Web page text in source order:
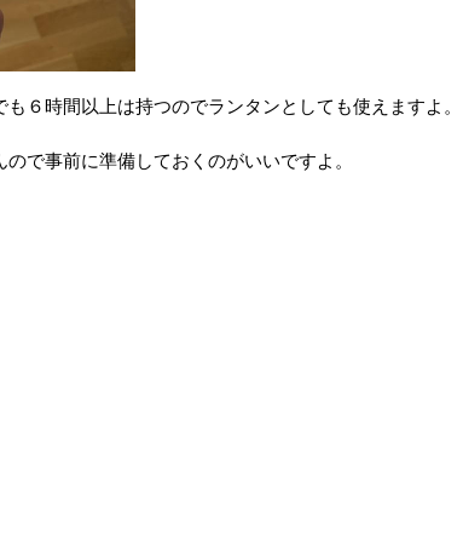
６時間以上は持つのでランタンとしても使えますよ。
で事前に準備しておくのがいいですよ。